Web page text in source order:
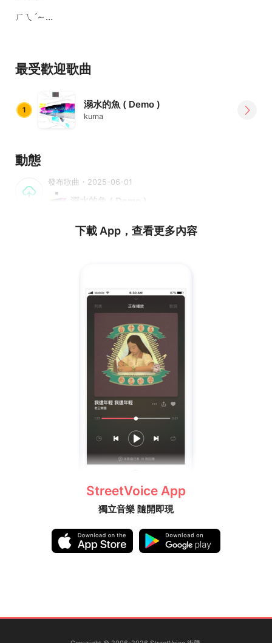
ㄏㄟˊ～…
最受歡迎歌曲
1 溺水的魚 ( Demo )
kuma
動態
發布歌曲・2025-06-01
溺水的魚 ( Demo )
下載 App，查看更多內容
StreetVoice App
獨立音樂 隨開即現